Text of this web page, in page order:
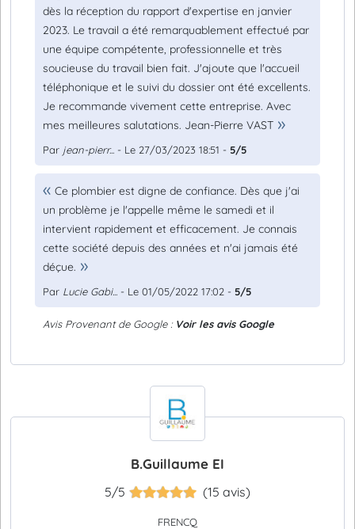
dès la réception du rapport d'expertise en janvier
2023. Le travail a été remarquablement effectué par
une équipe compétente, professionnelle et très
soucieuse du travail bien fait. J'ajoute que l'accueil
téléphonique et le suivi du dossier ont été excellents.
Je recommande vivement cette entreprise. Avec
mes meilleures salutations. Jean-Pierre VAST
Par jean-pierr... - Le 27/03/2023 18:51 - 5/5
Ce plombier est digne de confiance. Dès que j'ai
un problème je l'appelle même le samedi et il
intervient rapidement et efficacement. Je connais
cette société depuis des années et n'ai jamais été
déçue.
Par Lucie Gabi... - Le 01/05/2022 17:02 - 5/5
Avis Provenant de Google : Voir les avis Google
B.Guillaume EI
5/5 (15 avis)
FRENCQ